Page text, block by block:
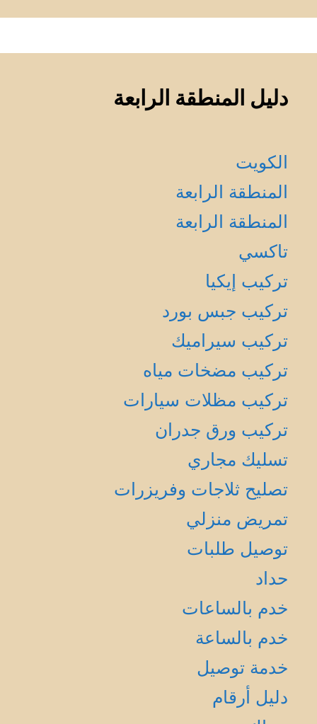
دليل المنطقة الرابعة
الكويت
المنطقة الرابعة
المنطقة الرابعة
تاكسي
تركيب إيكيا
تركيب جبس بورد
تركيب سيراميك
تركيب مضخات مياه
تركيب مظلات سيارات
تركيب ورق جدران
تسليك مجاري
تصليح ثلاجات وفريزرات
تمريض منزلي
توصيل طلبات
حداد
خدم بالساعات
خدم بالساعة
خدمة توصيل
دليل أرقام